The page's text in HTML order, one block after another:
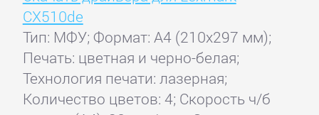
CX510de
Тип: МФУ; Формат: A4 (210x297 мм);
Печать: цветная и черно-белая;
Технология печати: лазерная;
Количество цветов: 4; Скорость ч/б